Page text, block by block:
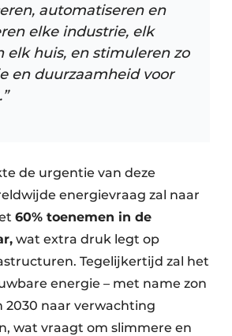
automatiseren en
elke industrie, elk
elk huis, en stimuleren zo
en duurzaamheid voor
de urgentie van deze
energievraag zal naar
60% toenemen in de
wat extra druk legt op
Tegelijkertijd zal het
energie – met name zon
2030 naar verwachting
wat vraagt om slimmere en